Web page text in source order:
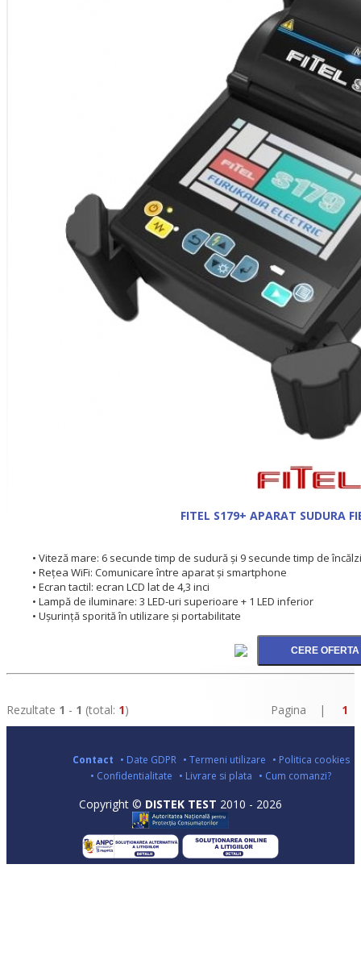
FITEL S179+ APARAT SUDURA
• Viteză mare: 6 secunde timp de sudură și 9 secunde timp de
• Rețea WiFi: Comunicare între aparat și smartphone
• Ecran tactil: ecran LCD lat de 4,3 inci
• Lampă de iluminare: 3 LED-uri superioare + 1 LED inferior
• Ușurință sporită în utilizare și portabilitate
Rezultate 1 - 1 (total: 1) Pagina | 1
Contact • Date GDPR • Termeni utilizare • Politica cookies
• Confidentialitate • Livrare si plata • Cum comanzi?
Copyright © DISTEK TEST 2010 - 2026